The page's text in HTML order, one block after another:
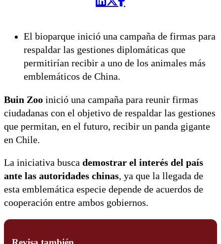
El bioparque inició una campaña de firmas para
respaldar las gestiones diplomáticas que
permitirían recibir a uno de los animales más
emblemáticos de China.
Buin Zoo inició una campaña para reunir firmas
ciudadanas con el objetivo de respaldar las gestiones
que permitan, en el futuro, recibir un panda gigante
en Chile.
La iniciativa busca demostrar el interés del país
ante las autoridades chinas, ya que la llegada de
esta emblemática especie depende de acuerdos de
cooperación entre ambos gobiernos.